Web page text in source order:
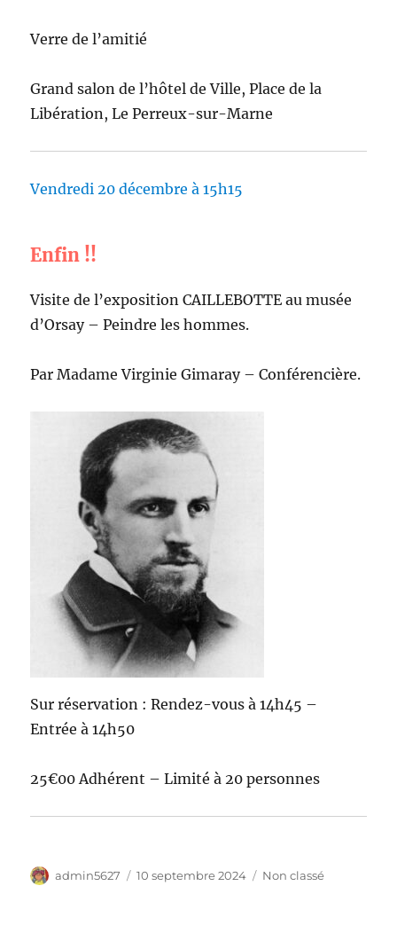
Verre de l’amitié
Grand salon de l’hôtel de Ville, Place de la
Libération, Le Perreux-sur-Marne
Vendredi 20 décembre à 15h15
Enfin !!
Visite de l’exposition CAILLEBOTTE au musée
d’Orsay – Peindre les hommes.
Par Madame Virginie Gimaray – Conférencière.
Sur réservation : Rendez-vous à 14h45 –
Entrée à 14h50
25€00 Adhérent – Limité à 20 personnes
Auteur
admin5627
Publié
10 septembre 2024 Catégories
Non classé